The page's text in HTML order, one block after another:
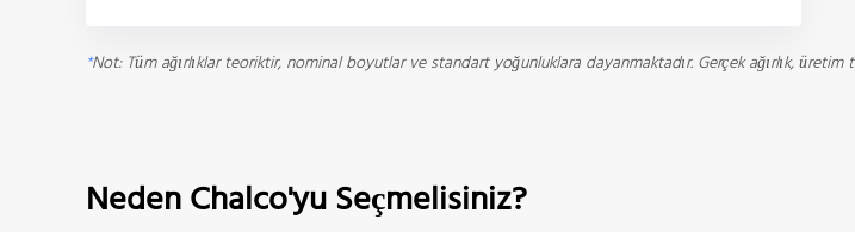
*Not: Tüm ağırlıklar teoriktir, nominal boyutlar ve standart yoğunluklara dayanmaktadır. Gerçek ağırlık,
Neden Chalco'yu Seçmelisiniz?